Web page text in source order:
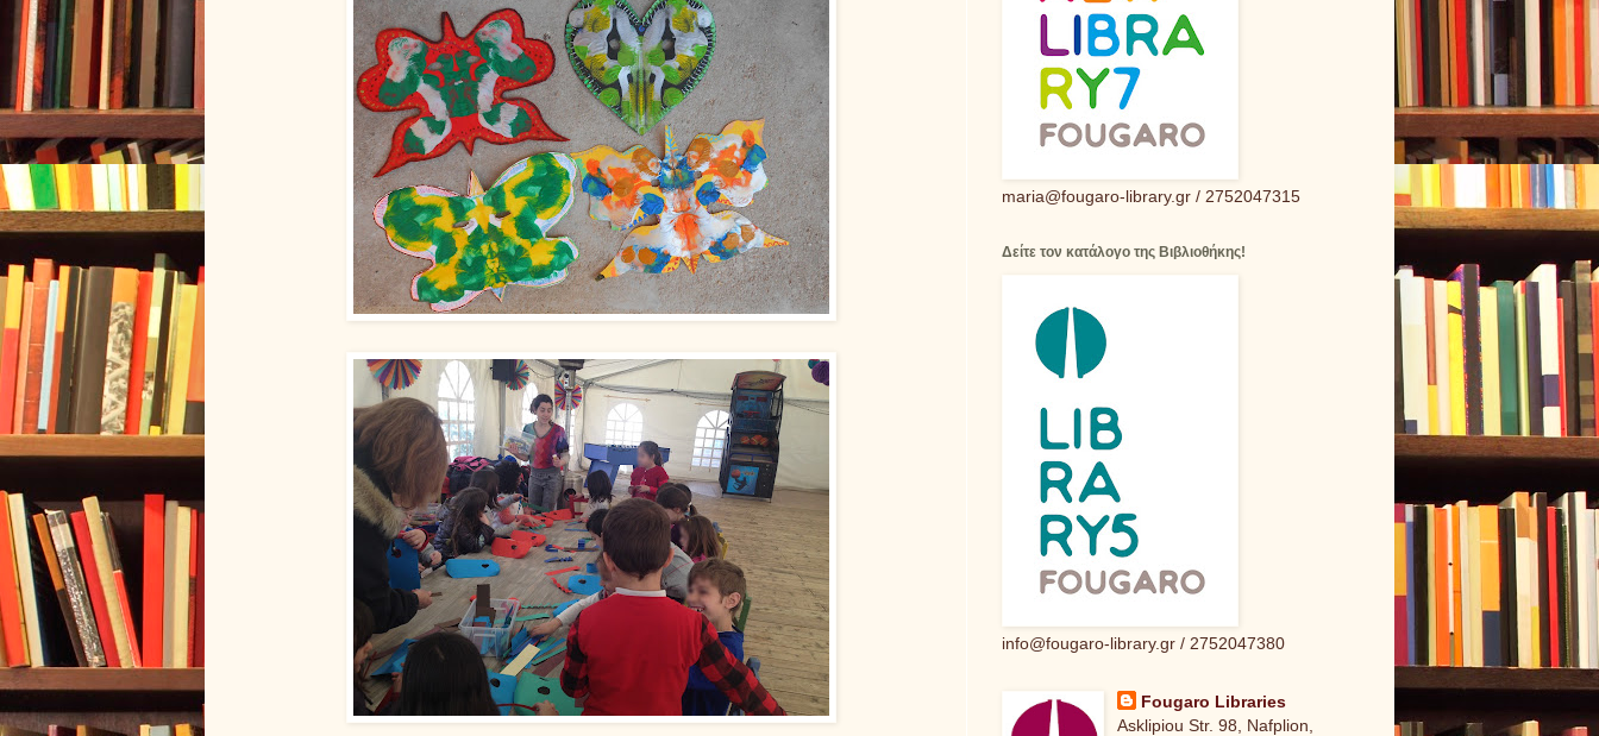
maria@fougaro-library.gr / 2752047315
Δείτε τον κατάλογο της Βιβλιοθήκης!
info@fougaro-library.gr / 2752047380
Fougaro Libraries
Asklipiou Str. 98, Nafplion,